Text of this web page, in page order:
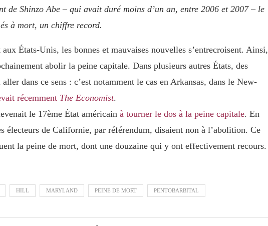
de Shinzo Abe – qui avait duré moins d’un an, entre 2006 et 2007 – le
à mort, un chiffre record.
États-Unis, les bonnes et mauvaises nouvelles s’entrecroisent. Ainsi,
abolir la peine capitale. Dans plusieurs autres États, des
dans ce sens : c’est notamment le cas en Arkansas, dans le New-
récemment The Economist.
le 17ème État américain à tourner le dos à la peine capitale. En
électeurs de Californie, par référendum, disaient non à l’abolition. Ce
la peine de mort, dont une douzaine qui y ont effectivement recours.
HILL MARYLAND PEINE DE MORT PENTOBARBITAL